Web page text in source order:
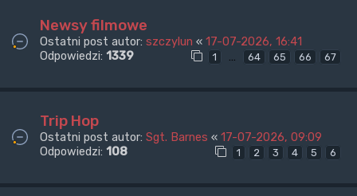
Newsy filmowe
Ostatni post autor: szczylun « 17-07-2026, 16:41
Odpowiedzi: 1339 1 … 64 65 66 67
Trip Hop
Ostatni post autor: Sgt. Barnes « 17-07-2026, 09:09
Odpowiedzi: 108 1 2 3 4 5 6